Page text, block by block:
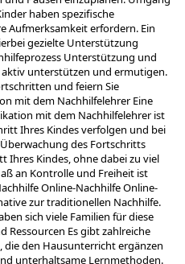
haben spezifische
Aufmerksamkeit erfordern. Ein
gezielte Unterstützung
Unterstützung und
unterstützen und ermutigen.
und feiern Sie
mit dem Nachhilfelehrer Eine
mit dem Nachhilfelehrer ist
Ihres Kindes verfolgen und bei
des Fortschritts
Ihres Kindes, ohne dabei zu viel
an Kontrolle und Freiheit ist
Online-Nachhilfe Online-
zur traditionellen Nachhilfe.
sich viele Familien für diese
Ressourcen Es gibt zahlreiche
die den Hausunterricht ergänzen
unterhaltsame Lernmethoden.